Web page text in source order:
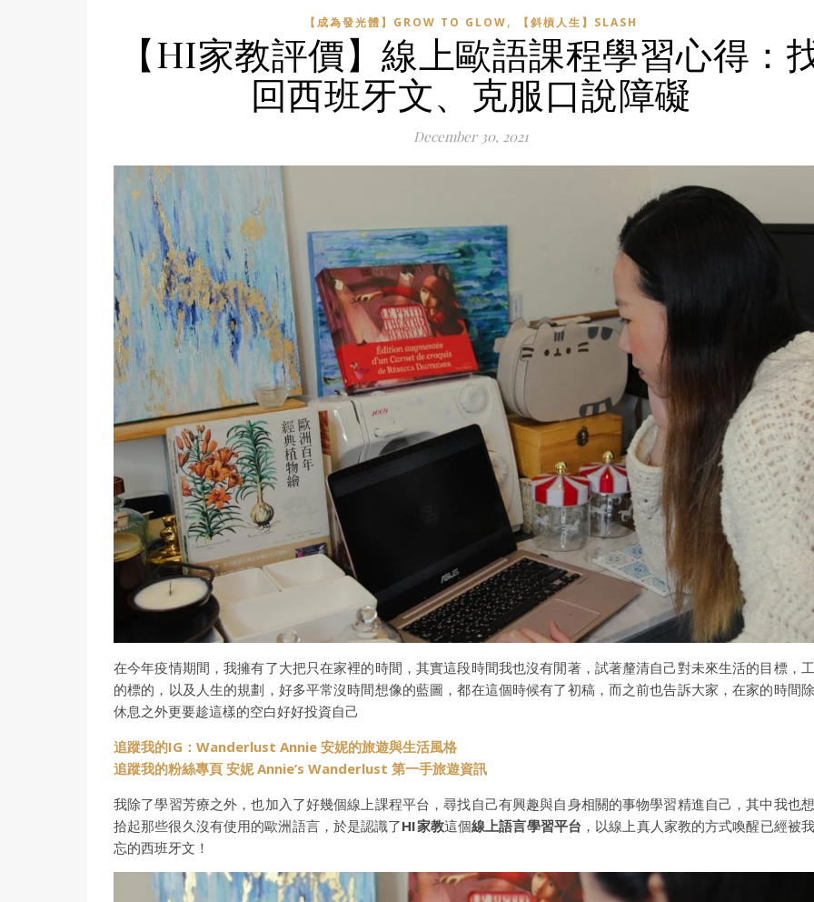
【成為發光體】GROW TO GLOW, 【斜槓人生】SLASH
【HI家教評價】線上歐語課程學習心得：
回西班牙文、克服口說障礙
December 30, 2021
在今年疫情期間，我擁有了大把只在家裡的時間，其實這段時間我也沒有閒著，試著釐清自己對未來生活的目標，
的標的，以及人生的規劃，好多平常沒時間想像的藍圖，都在這個時候有了初稿，而之前也告訴大家，在家的時間
休息之外更要趁這樣的空白好好投資自己
追蹤我的IG：Wanderlust Annie 安妮的旅遊與生活風格
追蹤我的粉絲專頁 安妮 Annie’s Wanderlust 第一手旅遊資訊
我除了學習芳療之外，也加入了好幾個線上課程平台，尋找自己有興趣與自身相關的事物學習精進自己，其中我也
拾起那些很久沒有使用的歐洲語言，於是認識了HI家教這個線上語言學習平台 ，以線上真人家教的方式喚醒已經被
忘的西班牙文！